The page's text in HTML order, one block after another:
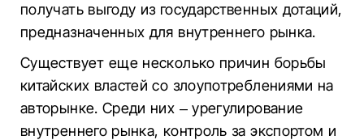
получать выгоду из государственных дотаций,
предназначенных для внутреннего рынка.
Существует еще несколько причин борьбы
китайских властей со злоупотреблениями на
авторынке. Среди них – урегулирование
внутреннего рынка, контроль за экспортом и